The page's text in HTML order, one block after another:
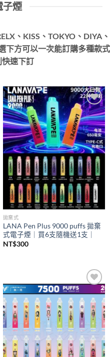
子煙
、KISS、TOKYO、DIYA、
下方可以一次能訂購多種款式
快速下訂
Add to
wishlist
拋棄式
LANA Pen Plus 9000 puffs 拋棄
式電子煙｜買6支隨機送1支｜
NT$300
Add to
wishlist